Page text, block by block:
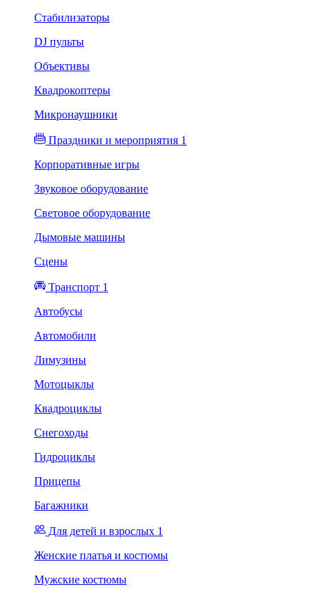
Стабилизаторы
DJ пульты
Объективы
Квадрокоптеры
Микронаушники
Праздники и мероприятия 1
Корпоративные игры
Звуковое оборудование
Световое оборудование
Дымовые машины
Сцены
Транспорт 1
Автобусы
Автомобили
Лимузины
Мотоцыклы
Квадроциклы
Снегоходы
Гидроциклы
Прицепы
Багажники
Для детей и взрослых 1
Женские платья и костюмы
Мужские костюмы